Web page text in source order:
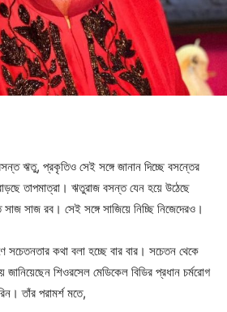
ঋতু, প্রকৃতিও সেই সঙ্গে জানান দিচ্ছে বসন্তের
তাপমাত্রা। ঋতুরাজ বসন্ত যেন হয়ে উঠেছে
সাজ রব। সেই সঙ্গে সাজিয়ে নিচ্ছি নিজেদেরও।
সচেতনতার কথা বলা হচ্ছে বার বার। সচেতন থেকে
শিওরসেল মেডিকেল বিডির প্রধান চর্মরোগ
তাঁর পরামর্শ মতে,